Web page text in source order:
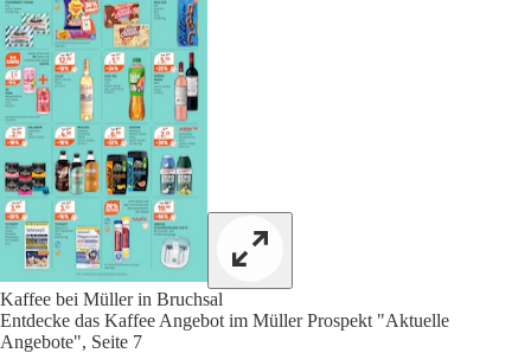
Kaffee bei Müller in Bruchsal
Entdecke das Kaffee Angebot im Müller Prospekt "Aktuelle
Angebote", Seite 7